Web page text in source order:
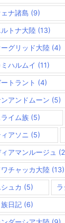
ナ諸島 (9)
ルトナ大陸 (13)
ーグリッド大陸 (4)
ハルムイ (11)
トラント (4)
アンドムーン (5)
ライム族 (5)
アソニ (5)
アマンルージュ
ワチャッカ大陸 (13)
ュカ (5)
族日記 (6)